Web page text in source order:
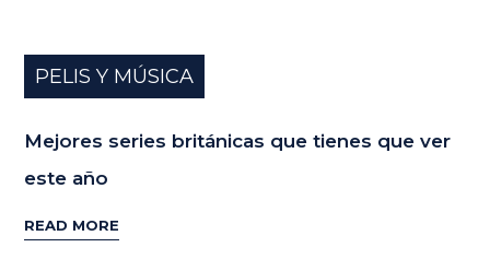
PELIS Y MÚSICA
Mejores series británicas que tienes que ver
este año
READ MORE